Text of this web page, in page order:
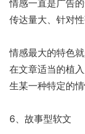
情感一直是广告
传达量大、针对
情感最大的特色
在文章适当的植
生某一种特定的情
6、故事型软文